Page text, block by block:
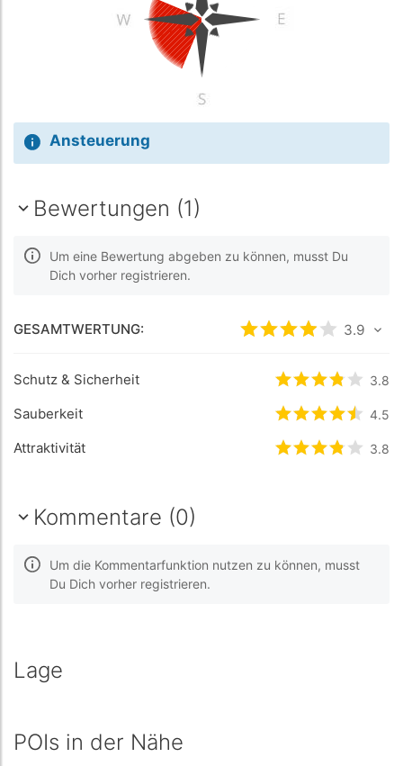
Ansteuerung
Bewertungen (1)
Um eine Bewertung abgeben zu können, musst Du
Dich vorher registrieren.
GESAMTWERTUNG: bewertet3.9/5
3.9
Schutz & Sicherheit bewertet3.8/
3.8
Sauberkeit bewertet4.5/
4.5
Attraktivität bewertet3.8/
3.8
Kommentare (0)
Um die Kommentarfunktion nutzen zu können, musst
Du Dich vorher registrieren.
Lage
POIs in der Nähe